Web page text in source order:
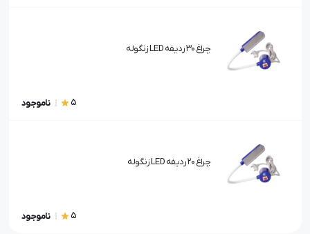
چراغ 30 ردیفه LED زنگوله
5 ناموجود
چراغ 20 ردیفه LED زنگوله
5 ناموجود